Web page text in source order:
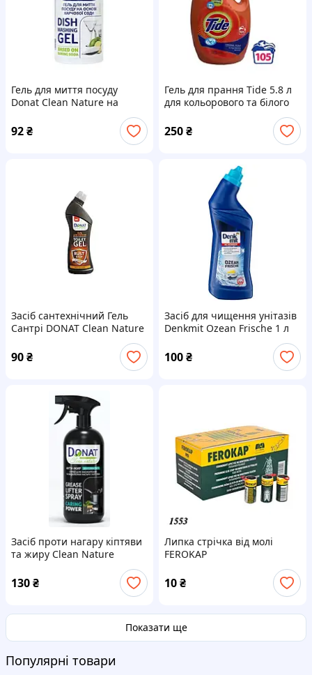
Гель для миття посуду
Donat Clean Nature на
основі харчової соди, 1 л
92₴
Гель для прання Tide 5.8 л
для кольорового та білого
250₴
Засіб сантехнічний Гель
Сантрі DONAT Clean Nature
90₴
Засіб для чищення унітазів
Denkmit Ozean Frische 1 л
100₴
Засіб проти нагару кіптяви
та жиру Clean Nature
Power" 1000 мл Тригер
Donat
130₴
Липка стрічка від молі
FEROKAP
10₴
Показати ще
Популярні товари